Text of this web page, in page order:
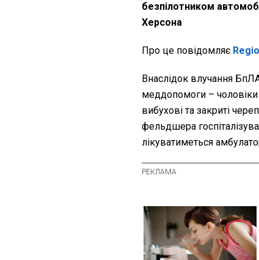
безпілотником
Херсона
Про це повідомляє
Внаслідок влучання
меддопомоги – чоловіки
вибухові та закриті
фельдшера
лікуватиметься